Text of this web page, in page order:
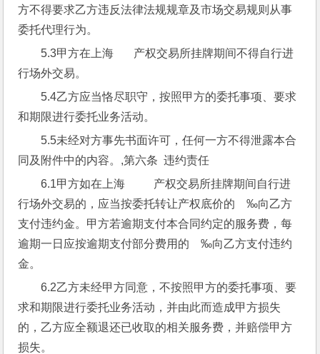
方不得要求乙方违反法律法规规章及市场交易规则从事
委托代理行为。
5.3甲方在上海       产权交易所挂牌期间不得自行进
行场外交易。
5.4乙方应当恪尽职守，按照甲方的委托事项、要求
和期限进行委托业务活动。
5.5未经对方事先书面许可，任何一方不得泄露本合
同及附件中的内容。,第六条  违约责任
6.1甲方如在上海          产权交易所挂牌期间自行进
行场外交易的，应当按委托转让产权底价的    ‰向乙方
支付违约金。甲方若逾期支付本合同约定的服务费，每
逾期一日应按逾期支付部分费用的    ‰向乙方支付违约
金。
6.2乙方未经甲方同意，不按照甲方的委托事项、要
求和期限进行委托业务活动，并由此而造成甲方损失
的，乙方应全额退还已收取的相关服务费，并赔偿甲方
损失。